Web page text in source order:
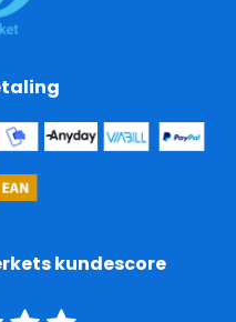
kundescore